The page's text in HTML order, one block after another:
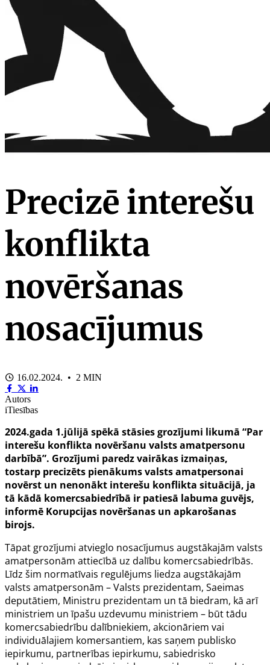
Precizē interešu
konflikta
novēršanas
nosacījumus
16.02.2024. • 2 MIN
Autors
iTiesības
2024.gada 1.jūlijā spēkā stāsies grozījumi likumā “Par
interešu konflikta novēršanu valsts amatpersonu
darbībā”. Grozījumi paredz vairākas izmaiņas,
tostarp precizēts pienākums valsts amatpersonai
novērst un nenonākt interešu konflikta situācijā, ja
tā kādā komercsabiedrībā ir patiesā labuma guvējs,
informē Korupcijas novēršanas un apkarošanas
birojs.
Tāpat grozījumi atvieglo nosacījumus augstākajām valsts
amatpersonām attiecībā uz dalību komercsabiedrībās.
Līdz šim normatīvais regulējums liedza augstākajām
valsts amatpersonām – Valsts prezidentam, Saeimas
deputātiem, Ministru prezidentam un tā biedram, kā arī
ministriem un īpašu uzdevumu ministriem – būt tādu
komercsabiedrību dalībniekiem, akcionāriem vai
individuālajiem komersantiem, kas saņem publisko
iepirkumu, partnerības iepirkumu, sabiedrisko